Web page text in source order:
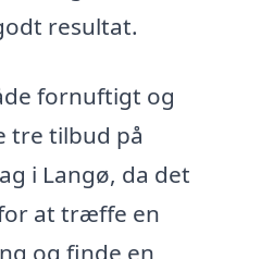
resultat.
fornuftigt og
tre tilbud på
i Langø, da det
at træffe en
og finde en